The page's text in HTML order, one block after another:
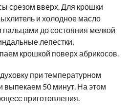
срезом вверх. Для крошки
и холодное масло
до состояния мелкой
лепестки,
крошкой поверх абрикосов.
при температурном
выпекаем 50 минут. На этом
приготовления.